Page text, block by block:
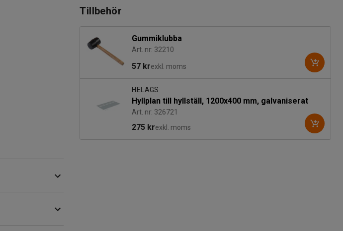
Tillbehör
Gummiklubba
Art. nr: 32210
57 krexkl. moms
HELAGS
Hyllplan till hyllställ, 1200x400 mm, galvaniserat
Art. nr: 326721
275 krexkl. moms